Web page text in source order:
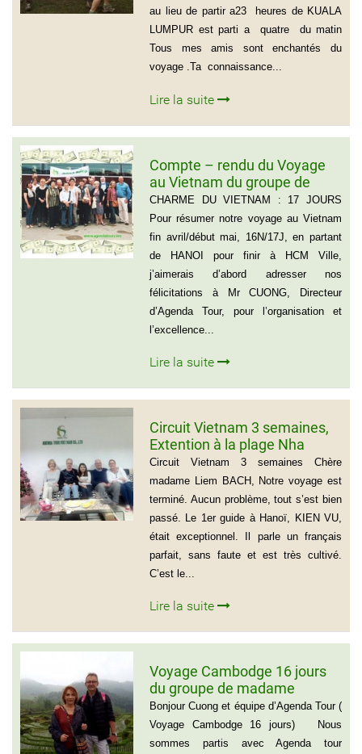
au lieu de partir a23 heures de KUALA
LUMPUR est parti a quatre du matin
Tous mes amis sont enchantés du
voyage .Ta connaissance...
Lire la suite
Compte – rendu du Voyage
au Vietnam du groupe de
Madame ANNA BOVO
(Groupe de 21 personnes) –
Français
CHARME DU VIETNAM : 17 JOURS
Pour résumer notre voyage au Vietnam
fin avril/début mai, 16N/17J, en partant
de HANOI pour finir à HCM Ville,
j’aimerais d’abord adresser nos
félicitations à Mr CUONG, Directeur
d’Agenda Tour, pour l’organisation et
l’excellence...
Lire la suite
Circuit Vietnam 3 semaines,
Extention à la plage Nha
Trang, Groupe de Mr Jean-
Pierre KERLING Téléphone en
France: 06 13 01 66 06
Circuit Vietnam 3 semaines Chère
madame Liem BACH, Notre voyage est
terminé. Aucun problème, tout s’est bien
passé. Le 1er guide à Hanoï, KIEN VU,
était exceptionnel. Il parle un français
parfait, sans faute et est très cultivé.
C’est le...
Lire la suite
Voyage Cambodge 16 jours
du groupe de madame
Danielle et Monsieur Jean
Luc 0033 – 06 88 20 18 95
Bonjour Cuong et équipe d’Agenda Tour (
Voyage Cambodge 16 jours) Nous
sommes partis avec Agenda tour